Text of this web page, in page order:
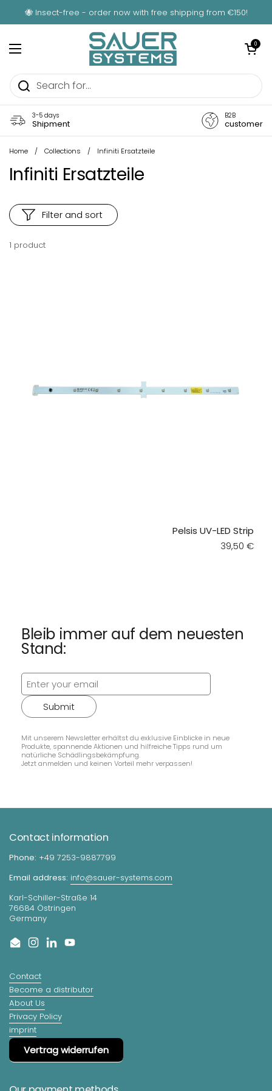
🐝 Insect-free - order now with free shipping from €150!
Open menu
Open
0
3-5 days
Shipment
B2B
customer
Home / Collections / Infiniti Ersatzteile
Infiniti Ersatzteile
1 product
Filter and sort
Pelsis UV-LED Strip
Regular
39,50 €
Bleib immer auf dem neuesten
Stand:
Submit
Mit unserem Newsletter erhältst du exklusive Einblicke in neue
Produkte, spannende Aktionen und hilfreiche Tipps rund um
natürliche Schädlingsbekämpfung.
Jetzt anmelden und keinen Vorteil mehr verpassen!
Contact information
Phone: +49 7253-9887799
Email address: info@sauer-systems.com
Karl-Schiller-Straße 14
76684 Östringen
Germany
EmailInstagram
LinkedInYouTube
Contact
Become a distributor
About Us
Privacy Policy
imprint
Vertrag widerrufen